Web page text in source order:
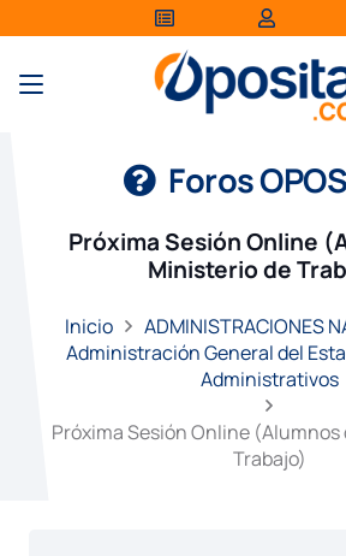
Foros
Próxima Sesión Online
Ministerio de
Inicio
ADMINISTRACIONES
Administración General del
Administrativos
Próxima Sesión Online
Trabajo)